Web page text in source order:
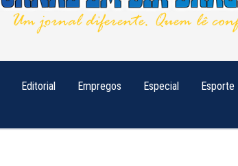
Editorial Empregos Especial Esporte